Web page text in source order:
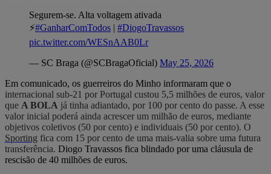
Segurem-se. Alta voltagem ativada
⚡️#GanharComTodos | #DiogoTravassos
pic.twitter.com/WESnAAB0Lr
— SC Braga (@SCBragaOficial) May 25, 2026
Em comunicado, os guerreiros do Minho informaram que o
internacional sub-21 por Portugal custou 5,5 milhões de euros, valor
que A BOLA já tinha adiantado, por 100 por cento do passe. A esse
valor inicial poderá ainda acrescer um milhão de euros, mediante
objetivos coletivos (50 por cento) e individuais (50 por cento). O
Sporting fica com 15 por cento de uma mais-valia sobre uma futura
transferência. Diogo Travassos fica blindado por uma cláusula de
rescisão de 40 milhões de euros.